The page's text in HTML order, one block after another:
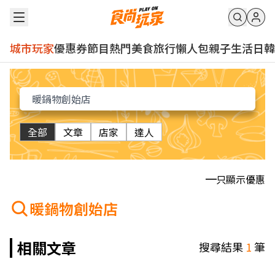
城市玩家優惠券節目熱門美食旅行懶人包親子生活日韓
全部 文章 店家 達人
只顯示優惠
暖鍋物創始店
相關文章
搜尋結果 1筆